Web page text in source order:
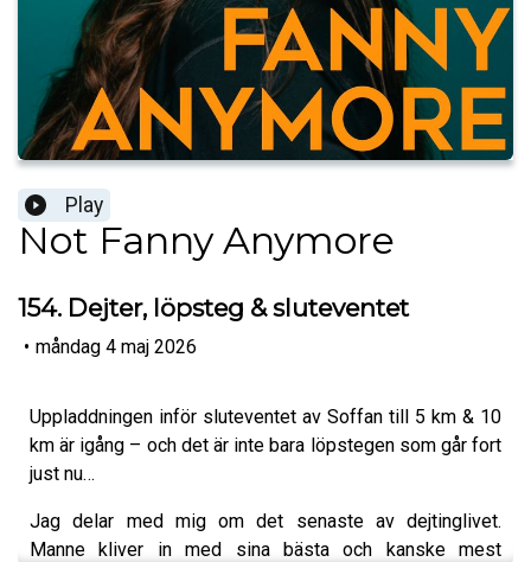
Play
Not Fanny Anymore
154. Dejter, löpsteg & sluteventet
• måndag 4 maj 2026
Uppladdningen inför sluteventet av Soffan till 5 km & 10
km är igång – och det är inte bara löpstegen som går fort
just nu…
Jag delar med mig om det senaste av dejtinglivet.
Manne kliver in med sina bästa och kanske mest